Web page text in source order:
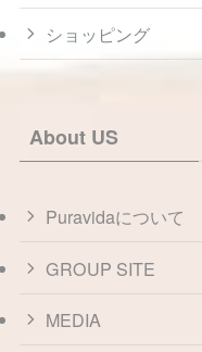
ショッピング
About US
Puravidaについて
GROUP SITE
MEDIA